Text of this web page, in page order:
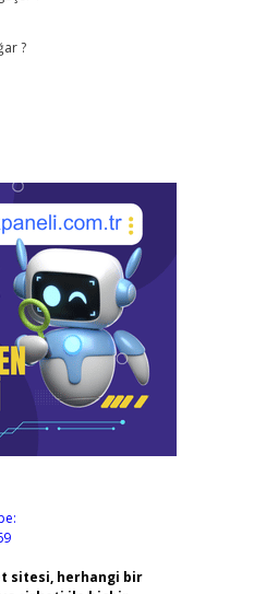
?
sitesi, herhangi bir